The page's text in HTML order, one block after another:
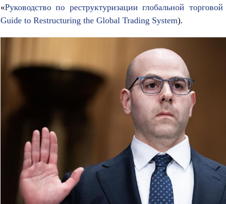
«Руководство по реструктуризации глобальной
Guide to Restructuring the Global Trading System).